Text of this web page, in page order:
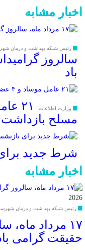
اخبار مشابه
رئیس شبکه بهداشت و درمان
سالروز
باد
وزارت اطلاعات:
مسلح
شرط جدید
اخبار مشابه
2026
رئیس شبکه بهداشت و درمان
۱۷ مرداد
حقیقت گرامی